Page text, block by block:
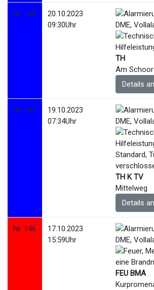
Nr. 148
20.10.2023
09:30Uhr
TH
Am Schoor
Details
Nr. 147
19.10.2023
07:34Uhr
TH K TV
Mittelweg
Details
Nr. 146
17.10.2023
15:59Uhr
FEU BMA